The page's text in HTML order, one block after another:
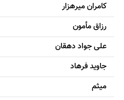
کامران میرهزار
رزاق مأمون
علی جواد دهقان
جاويد فرهاد
میثم